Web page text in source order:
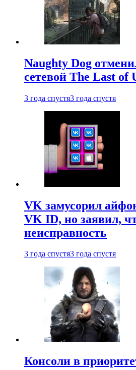
Naughty Dog
сетевой The Last of
3 года спустя3 года спустя
VK замусорил
VK ID, но заявил,
неисправность
3 года спустя3 года спустя
Консоли в